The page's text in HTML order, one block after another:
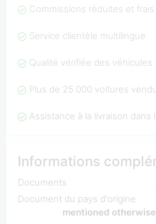
Commissions réduites et
Service clientèle multilingue
Qualité vérifiée des véhicules
Plus de 25 000 voitures
Assistance à la livraison dans
Informations
Documents
Document du pays d'origine
mentioned